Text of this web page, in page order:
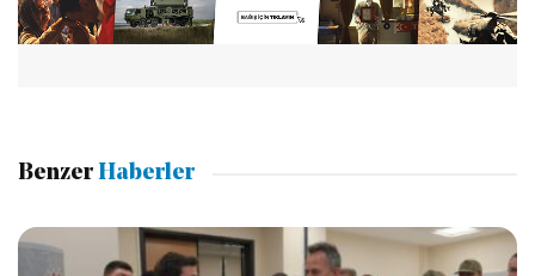
Benzer Haberler